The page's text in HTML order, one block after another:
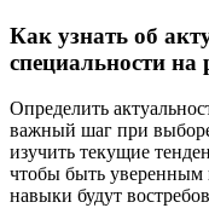
Как узнать об
специальности на
Определить
важный шаг при
изучить текущие
чтобы быть уверенным
навыки будут